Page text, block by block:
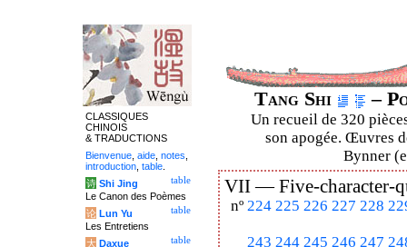
Tang Shi –
Un recueil de 320
son apogée. Œuvres
Bynner
VII —Five-character-
nº 224 225 226 227 228
243 244 245 246 247
CLASSIQUES
CHINOIS
& TRADUCTIONS
Bienvenue aide notes
introduction table
table
诗 Shi Jing
Le Canon des Poèmes
table
论 Lun Yu
Les Entretiens
table
大 Daxue